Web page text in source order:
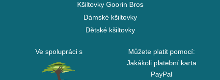
Kšiltovky Goorin Bros
Dámské kšiltovky
Dětské kšiltovky
Ve spolupráci s
Můžete platit pomocí:
Jakákoli platební karta
PayPal